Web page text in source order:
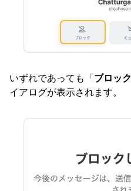
いずれであっても「ブロック
イアログが表示されます。